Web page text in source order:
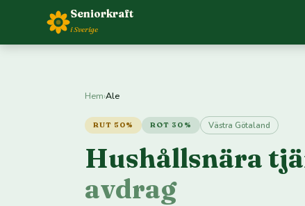
Seniorkraft
i Sverige
Hem›Ale
RUT 50% ROT 30% Västra Götaland
Hushållsnära
avdrag